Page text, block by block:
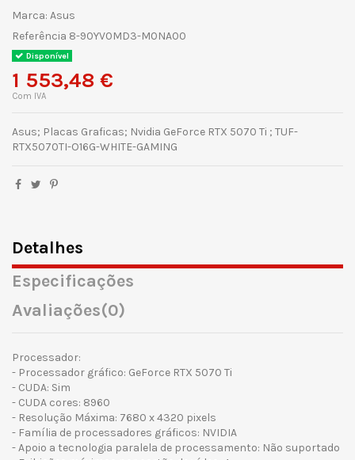
Marca: Asus
Referência 8-90YV0MD3-M0NA00
Disponível
1 553,48 €
Com IVA
Asus; Placas Graficas; Nvidia GeForce RTX 5070 Ti ; TUF-
RTX5070TI-O16G-WHITE-GAMING
Detalhes
Especificações
Avaliações(0)
Processador:
- Processador gráfico: GeForce RTX 5070 Ti
- CUDA: Sim
- CUDA cores: 8960
- Resolução Máxima: 7680 x 4320 pixels
- Família de processadores gráficos: NVIDIA
- Apoio a tecnologia paralela de processamento: Não suportado